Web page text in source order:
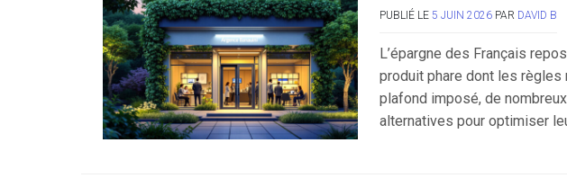
PUBLIÉ LE 5 JUIN 2026 PAR DAVID B
L’épargne des Français
produit phare dont les règles
plafond imposé, de
alternatives pour optimiser